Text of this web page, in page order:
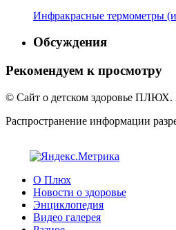
Инфракрасные термометры
Обсуждения
Рекомендуем к просмотру
© Сайт о детском здоровье ПЛЮХ.
Распространение информации
О Плюх
Новости о здоровье
Энциклопедия
Видео галерея